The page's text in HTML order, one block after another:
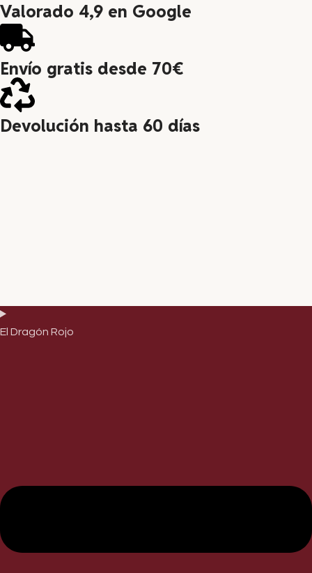
Valorado 4,9 en Google
Envío gratis desde 70€
Devolución hasta 60 días
El Dragón Rojo